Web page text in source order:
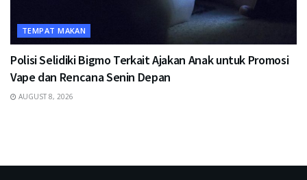
TEMPAT MAKAN
Polisi Selidiki Bigmo Terkait Ajakan Anak untuk Promosi
Vape dan Rencana Senin Depan
AUGUST 8, 2026